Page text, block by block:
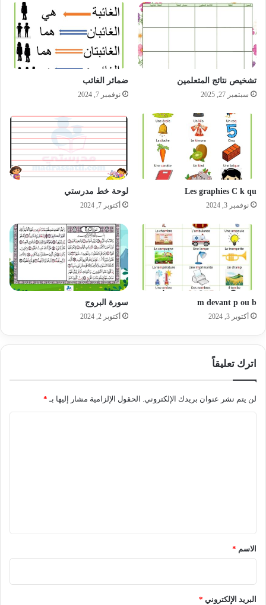
تشخيص نتائج المتعلمين
سبتمبر 27, 2025
ضمائر الغائب
نوفمبر 7, 2024
Les graphies C k qu
نوفمبر 3, 2024
لوحة خط مدرستي
أكتوبر 7, 2024
m devant p ou b
أكتوبر 3, 2024
سورة البروج
أكتوبر 2, 2024
اترك تعليقاً
لن يتم نشر عنوان بريدك الإلكتروني. الحقول الإلزامية مشار إليها بـ *
*الاسم *
البريد الإلكتروني *